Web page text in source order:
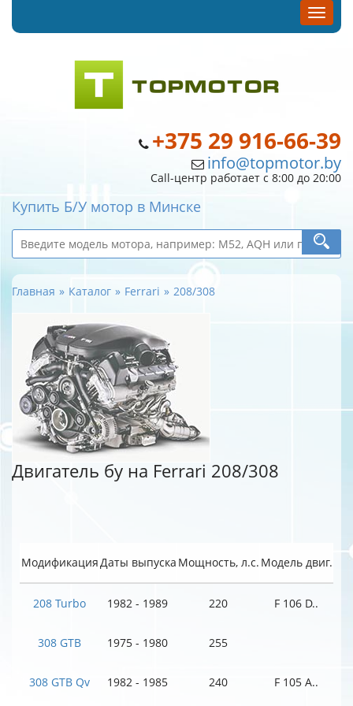
+375 29 916-66-39
info@topmotor.by
Call-центр работает с 8:00 до 20:00
Купить Б/У мотор в Минске
Главная Каталог Ferrari 208/308
Двигатель бу на Ferrari 208/308
МодификацияДаты выпуска Мощность, л.с. Модель двиг.
208 Turbo 1982 - 1989 220 F 106 D..
308 GTB 1975 - 1980 255
308 GTB Qv 1982 - 1985 240 F 105 A..